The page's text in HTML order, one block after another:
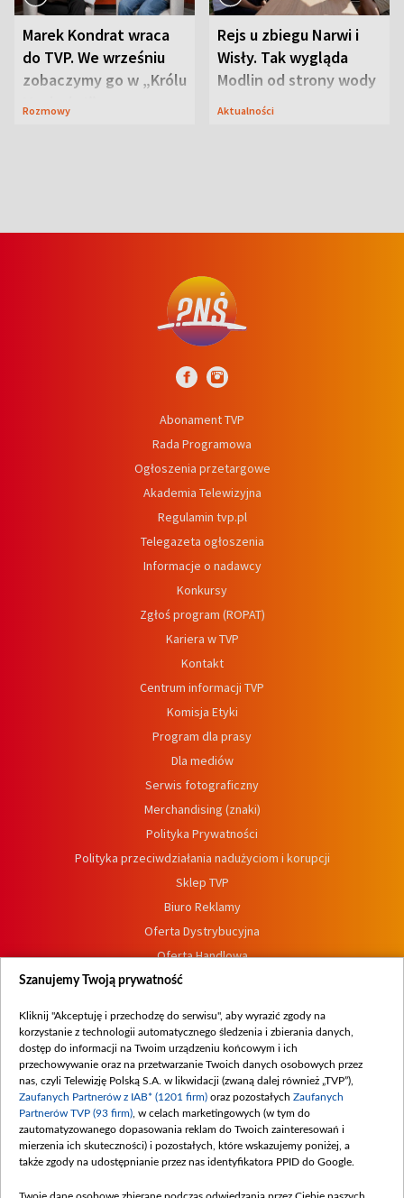
Marek Kondrat wraca
do TVP. We wrześniu
zobaczymy go w „Królu
Maciusiu I”
Rozmowy
Rejs u zbiegu Narwi i
Wisły. Tak wygląda
Modlin od strony wody
Aktualności
Abonament TVP
Rada Programowa
Ogłoszenia przetargowe
Akademia Telewizyjna
Regulamin tvp.pl
Telegazeta ogłoszenia
Informacje o nadawcy
Konkursy
Zgłoś program (ROPAT)
Kariera w TVP
Kontakt
Centrum informacji TVP
Komisja Etyki
Program dla prasy
Dla mediów
Serwis fotograficzny
Merchandising (znaki)
Polityka Prywatności
Polityka przeciwdziałania nadużyciom i korupcji
Sklep TVP
Biuro Reklamy
Oferta Dystrybucyjna
Oferta Handlowa
Dostępność
Procedura zgłoszeń wewnętrznych
Szanujemy Twoją prywatność
Kliknij "Akceptuję i przechodzę do serwisu", aby wyrazić zgody na
korzystanie z technologii automatycznego śledzenia i zbierania danych,
dostęp do informacji na Twoim urządzeniu końcowym i ich
przechowywanie oraz na przetwarzanie Twoich danych osobowych przez
nas, czyli Telewizję Polską S.A. w likwidacji (zwaną dalej również „TVP”),
Zaufanych Partnerów z IAB* (1201 firm) oraz pozostałych Zaufanych
Partnerów TVP (93 firm) , w celach marketingowych (w tym do
zautomatyzowanego dopasowania reklam do Twoich zainteresowań i
mierzenia ich skuteczności) i pozostałych, które wskazujemy poniżej, a
także zgody na udostępnianie przez nas identyfikatora PPID do Google.